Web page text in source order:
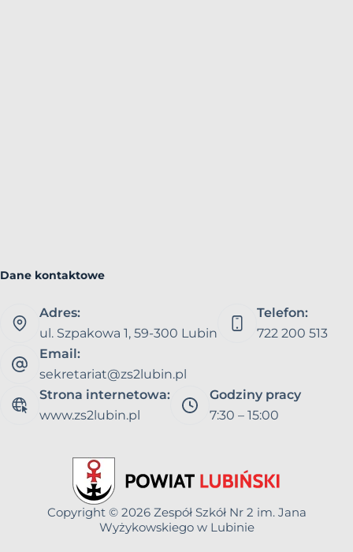
Dane kontaktowe
Adres:
ul. Szpakowa 1, 59-300 Lubin
Telefon:
722 200 513
Email:
sekretariat@zs2lubin.pl
Strona internetowa:
www.zs2lubin.pl
Godziny pracy
7:30 – 15:00
Copyright © 2026 Zespół Szkół Nr 2 im. Jana
Wyżykowskiego w Lubinie